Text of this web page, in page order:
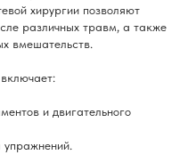
хирургии позволяют
различных травм, а также
вмешательств.
и двигательного